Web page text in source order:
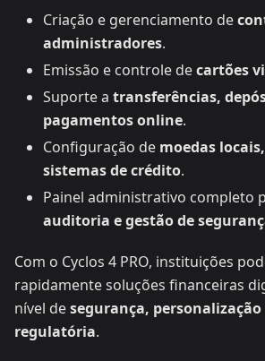
Criação e gerenciamento de
administradores.
Emissão e controle decartões
Suporte a transferências,
pagamentos online.
Configuração de moedas
sistemas de crédito.
Painel administrativo completo
auditoria e gestão de
Com o Cyclos 4 PRO, instituições
rapidamente soluções financeiras
nível desegurança,
regulatória.